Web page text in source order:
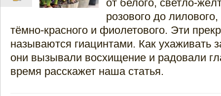
от белого, светло-
розового до
тёмно-красного и фиолетового. Эти
называются гиацинтами. Как ухаживать
они вызывали восхищение и радовали
время расскажет наша статья.